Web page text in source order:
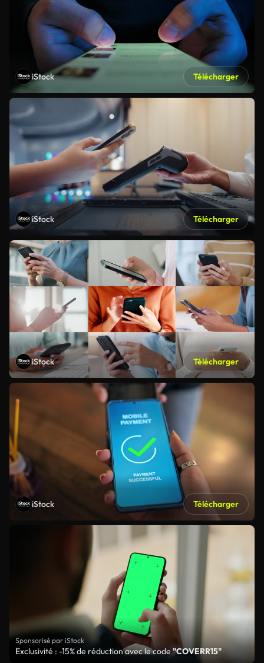
iStock Télécharger
iStock Télécharger
iStock Télécharger
iStock Télécharger
Sponsorisé par iStock
Exclusivité : -15% de réduction avec le code "COVERR15"